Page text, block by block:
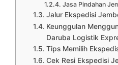
Jasa Pindahan
Jalur Ekspedisi
Keunggulan
Daruba Logistik
Tips Memilih
Cek Resi Ekspedisi